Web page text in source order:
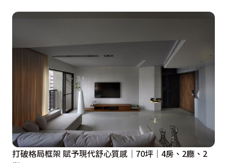
打破格局框架 賦予現代舒心質感｜70坪｜4房、2廳、2